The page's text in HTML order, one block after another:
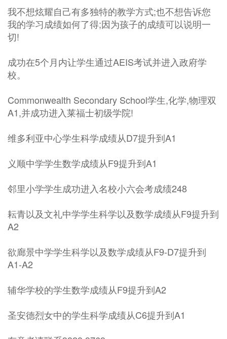
我不想炫耀自己有多独特的教学方式;也不想告诉您
我的学习成绩如何了得;因为孩子的成绩可以说明一
切!
成功在5个月内让学生通过AEIS考试并进入政府学
校。
Commonwealth Secondary School学生,化学,物理双
A1,并成功进入莱福士初级学院!
维多利亚中心学生科学成绩从D7提升到A1
义顺中学学生数学成绩从F9提升到A1
邻里小学学生成功进入名校小六会考成绩248
耘青以及文礼中学学生科学以及数学成绩从F9提升到
A2
欲廊景中学学生科学以及数学成绩从F9-D7提升到
A1-A2
辅华学校的学生数学成绩从F9提升到A2
圣安德烈女中的学生科学成绩从C6提升到A1